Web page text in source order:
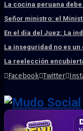
La cocina peruana
Señor ministro: el
En el día del Juez: La
La inseguridad no es
La reelección
Facebook Twitter